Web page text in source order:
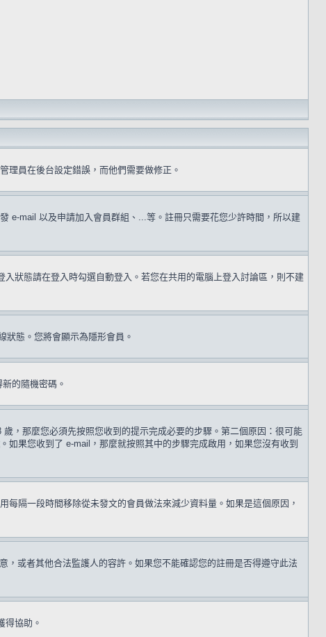
理員在後台設定錯誤，而他們需要做修正。
e-mail 以及申請加入會員群組、...等。註冊只需要花您少許時間，所以建
狀態請在登入時勾選自動登入。若您在共用的電腦上登入討論區，則不建
狀態。您將會顯示為隱形會員。
的隨機密碼。
，那麼您必須先按照您收到的提示完成必要的步驟。第二個原因：很可能
果您收到了 e-mail，那麼就按照其中的步驟完成啟用，如果您沒有收到
隔一段時間移除從未發文的會員做法來減少資料量。如果是這個原因，
或者其他合法監護人的容許。如果您不能確認您的註冊是否得遵守此法
得協助。